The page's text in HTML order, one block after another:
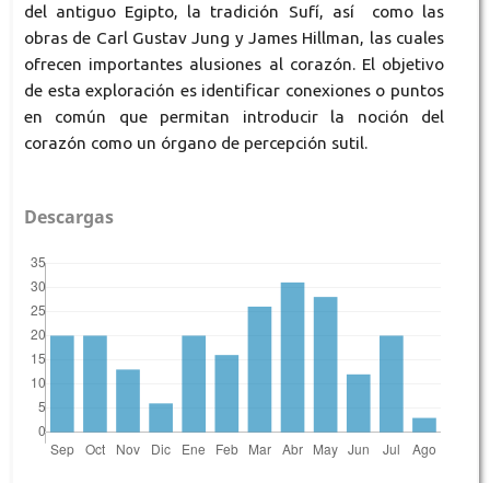
del antiguo Egipto, la tradición Sufí, así como las
obras de Carl Gustav Jung y James Hillman, las cuales
ofrecen importantes alusiones al corazón. El objetivo
de esta exploración es identificar conexiones o puntos
en común que permitan introducir la noción del
corazón como un órgano de percepción sutil.
Descargas